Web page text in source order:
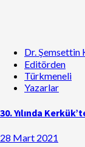
Dr. Şemsettin
Editörden
Türkmeneli
Yazarlar
30. Yılında
28 Mart 2021